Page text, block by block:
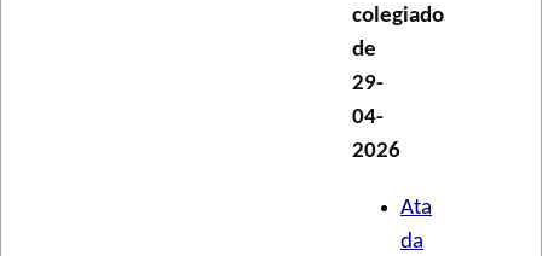
colegiado
de
29-
04-
2026
Ata
da